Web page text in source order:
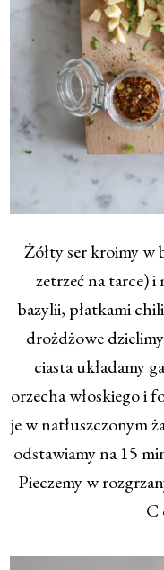
Żółty ser kroimy w
zetrzeć na tarce) i
bazylii, płatkami
drożdżowe
ciasta układamy
orzecha włoskiego i
je w natłuszczonym
odstawiamy na 15
Pieczemy w
C